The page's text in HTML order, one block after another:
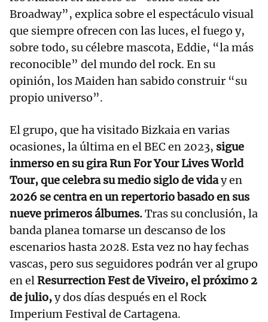
Broadway”, explica sobre el espectáculo visual
que siempre ofrecen con las luces, el fuego y,
sobre todo, su célebre mascota, Eddie, “la más
reconocible” del mundo del rock. En su
opinión, los Maiden han sabido construir “su
propio universo”.
El grupo, que ha visitado Bizkaia en varias
ocasiones, la última en el BEC en 2023, sigue
inmerso en su gira Run For Your Lives World
Tour, que celebra su medio siglo de viday en
2026 se centra en un repertorio basado en sus
nueve primeros álbumes.Tras su conclusión, la
banda planea tomarse un descanso de los
escenarios hasta 2028. Esta vez no hay fechas
vascas, pero sus seguidores podrán ver al grupo
en elResurrection Fest de Viveiro, el próximo 2
de julio,y dos días después en el Rock
Imperium Festival de Cartagena.